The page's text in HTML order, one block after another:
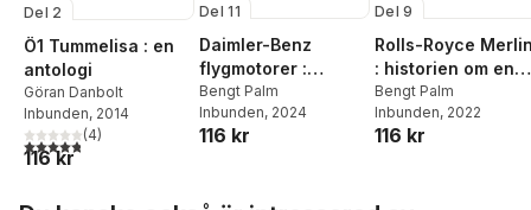
Del 2
Ö1 Tummelisa : en
antologi
Göran Danbolt
Inbunden, 2014
4,8utav 5 stjärnor. Totalt antal röster:
(4)
116 kr
Del 11
Daimler-Benz
flygmotorer :
historien om 600-
serien
Bengt Palm
Inbunden, 2024
116 kr
Del 9
Rolls-Royce
: historien om en
kolvmotor
Bengt Palm
Inbunden, 2022
116 kr